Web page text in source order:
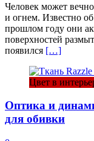
Человек может
и огнем. Известно
прошлом году они
поверхностей
появился […]
Цвет в
Оптика и
для обивки